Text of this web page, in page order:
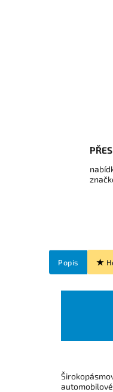
Popis